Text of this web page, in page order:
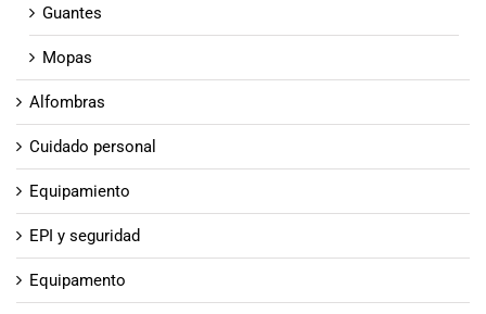
Guantes
Mopas
Alfombras
Cuidado personal
Equipamiento
EPI y seguridad
Equipamento